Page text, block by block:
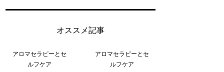
オススメ記事
アロマセラピーとセ
ルフケア
アロマセラピーとセ
ルフケア